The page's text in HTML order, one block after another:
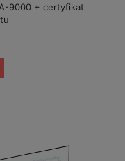
9000 + certyfikat